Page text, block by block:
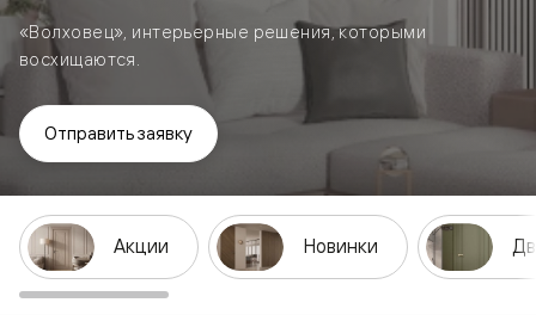
«Волховец», интерьерные решения, которыми
восхищаются.
Отправить заявку
Акции Новинки